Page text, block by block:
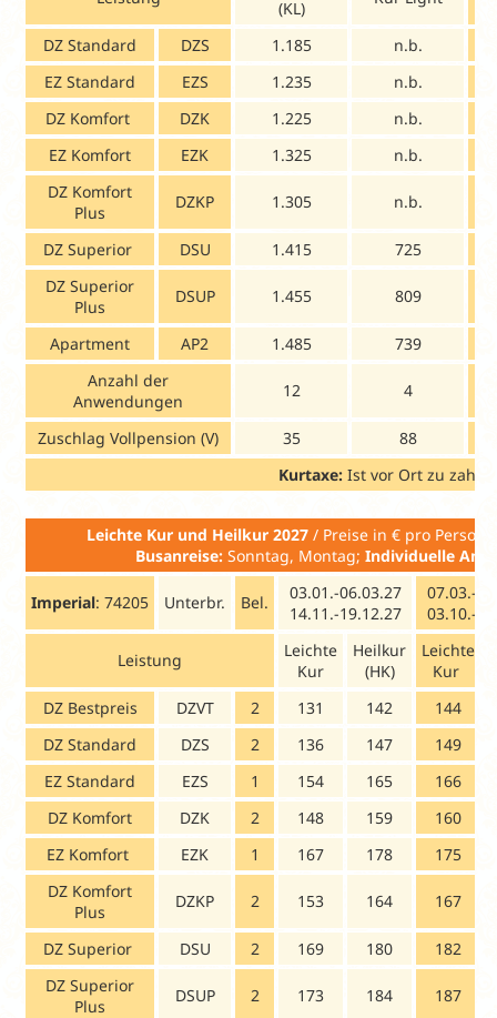
(KL)
DZ Standard DZS 1.185 n.b.
EZ Standard
EZS 1.235 n.b.
DZ Komfort
DZK 1.225 n.b.
EZ Komfort
EZK 1.325 n.b.
DZ Komfort
Plus
DZKP 1.305 n.b.
DZ Superior DSU 1.415 725
DZ Superior
Plus
DSUP 1.455 809
Apartment AP2 1.485 739
Anzahl der
Anwendungen
12 4
Zuschlag Vollpension (V) 35
88
Kurtaxe:Ist vor Ort zu
Leichte Kur und Heilkur 2027/ Preise in € pro
Busanreise: Sonntag, Montag; Individuelle
Imperial: 74205 Unterbr. Bel.
03.01.-06.03.27
14.11.-19.12.27
07.03.-
03.10.-
Leistung
Leichte
Kur
Heilkur
(HK)
Leichte
Kur
DZ Bestpreis DZVT 2 131 142
144
DZ Standard
DZS 2 136 147
149
EZ Standard
EZS 1 154 165
166
DZ Komfort
DZK 2 148 159
160
EZ Komfort
EZK 1 167 178
175
DZ Komfort
Plus
DZKP 2 153 164 167
DZ Superior DSU 2 169 180
182
DZ Superior
Plus
DSUP 2 173 184 187